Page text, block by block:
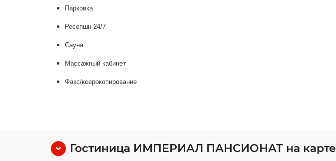
Парковка
Ресепшн 24/7
Сауна
Массажный кабинет
Факс/ксерокопирование
Гостиница ИМПЕРИАЛ ПАНСИОНАТ на карте